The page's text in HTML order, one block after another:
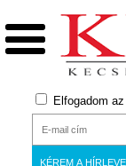
Elfogadom az